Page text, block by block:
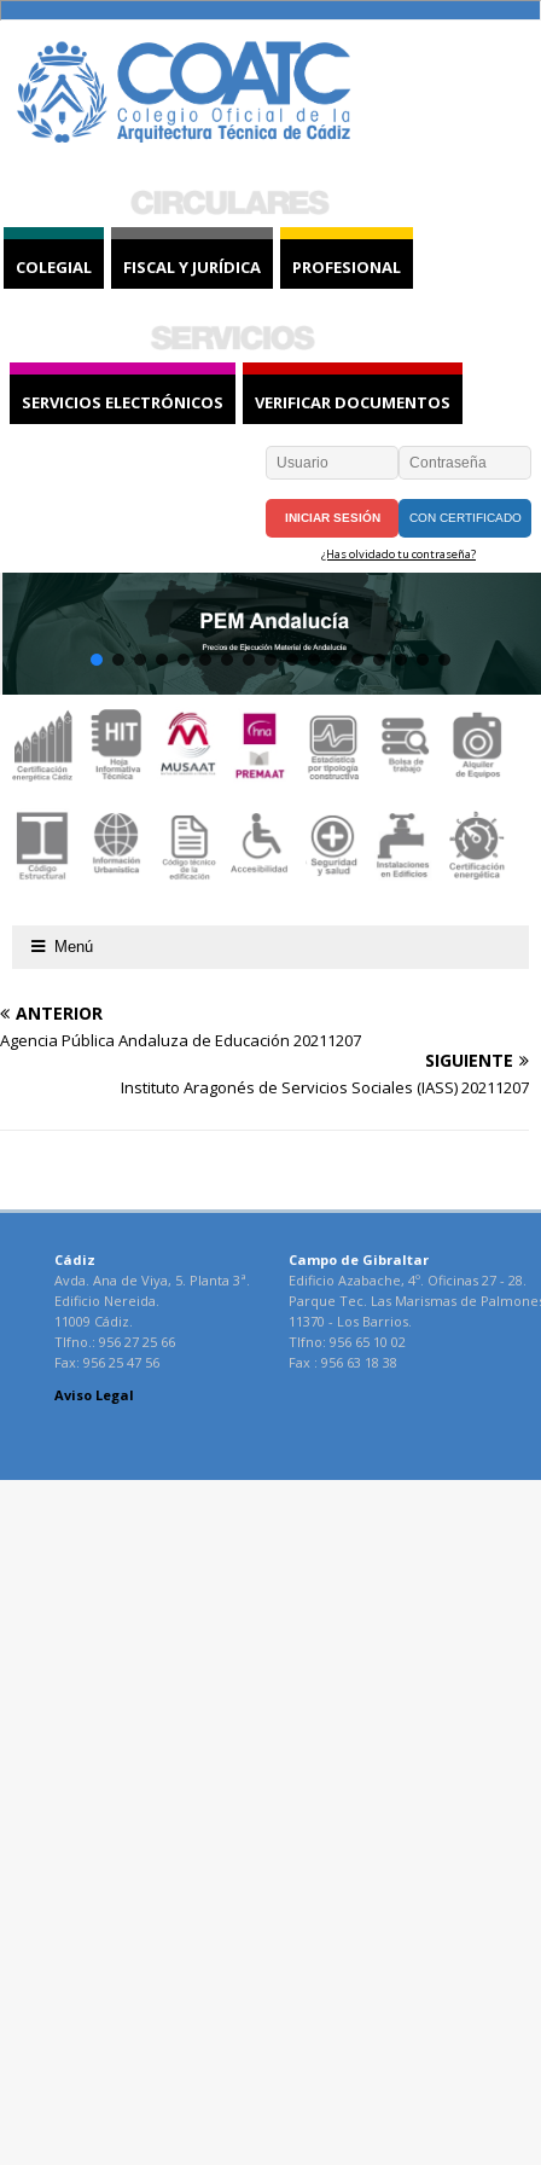
COLEGIAL FISCAL Y JURÍDICA PROFESIONAL
SERVICIOS ELECTRÓNICOS VERIFICAR DOCUMENTOS
CON CERTIFICADO
¿Has olvidado tu contraseña?
Menú
ANTERIOR
Agencia Pública Andaluza de Educación 20211207
SIGUIENTE
Instituto Aragonés de Servicios Sociales (IASS) 20211207
Cádiz
Avda. Ana de Viya, 5. Planta 3ª.
Edificio Nereida.
11009 Cádiz.
Tlfno.: 956 27 25 66
Fax: 956 25 47 56
Campo de Gibraltar
Edificio Azabache, 4º. Oficinas 27 - 28.
Parque Tec. Las Marismas de
11370 - Los Barrios.
Tlfno: 956 65 10 02
Fax : 956 63 18 38
Aviso Legal